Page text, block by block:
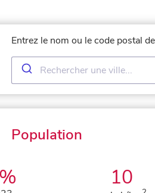
Entrez le nom ou le code postal
Population
10